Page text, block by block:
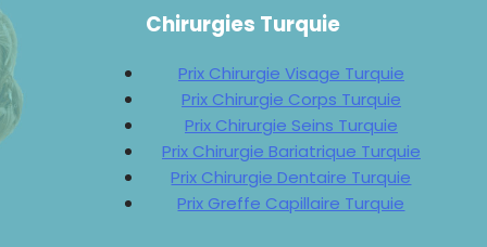
Chirurgies Turquie
Prix Chirurgie Visage Turquie
Prix Chirurgie Corps Turquie
Prix Chirurgie Seins Turquie
Prix Chirurgie Bariatrique Turquie
Prix Chirurgie Dentaire Turquie
Prix Greffe Capillaire Turquie